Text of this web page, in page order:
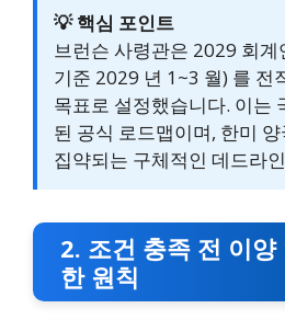
💡 핵심 포인트
브런슨 사령관은 2029 회계
기준 2029 년 1~3 월) 를 전
목표로 설정했습니다. 이는
된 공식 로드맵이며, 한미
집약되는 구체적인 데드라
2. 조건 충족 전 이
한 원칙